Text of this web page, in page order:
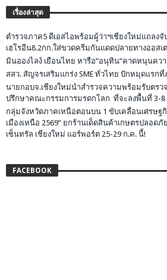
เรื่องล่าสุด
ตำรวจภาค5 ดีเอสไอพร้อมผู้ว่าฯเชียงใหม่แถลงจั
เฮโรอีน8.2กก.ใส่ขวดครีมกันแดดปลายทางออสเ
มินอองไลง์ เยือนไทย หารือ”อนุทิน”คาดหนุนคว
สสว. สัญจรเสริมแกร่ง SME ทั่วไทย ปักหมุดแรก
นายกอบจ.เชียงใหม่นำสำรวจความพร้อมรับตรว
ปรึกษาคณะกรรมการมรดกโลก ที่จะลงพื้นที่ 3-8
กลุ่มจังหวัดภาคเหนือตอนบน 1 ขับเคลื่อนเศรษฐกิ
เมืองเหนือ 2569” ยกร้านเด็ดสินค้าเกษตรปลอด
เซ็นทรัล เชียงใหม่ แอร์พอร์ต 25-29 ก.ค. นี้!
FACEBOOK